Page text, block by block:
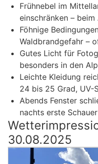
Frühnebel im
einschränken –
Föhnige
Waldbrandgefahr –
Gutes Licht für
besonders in den
Leichte Kleidung
24 bis 25 Grad, UV-
Abends Fenster
nachts erste
30.08.2025